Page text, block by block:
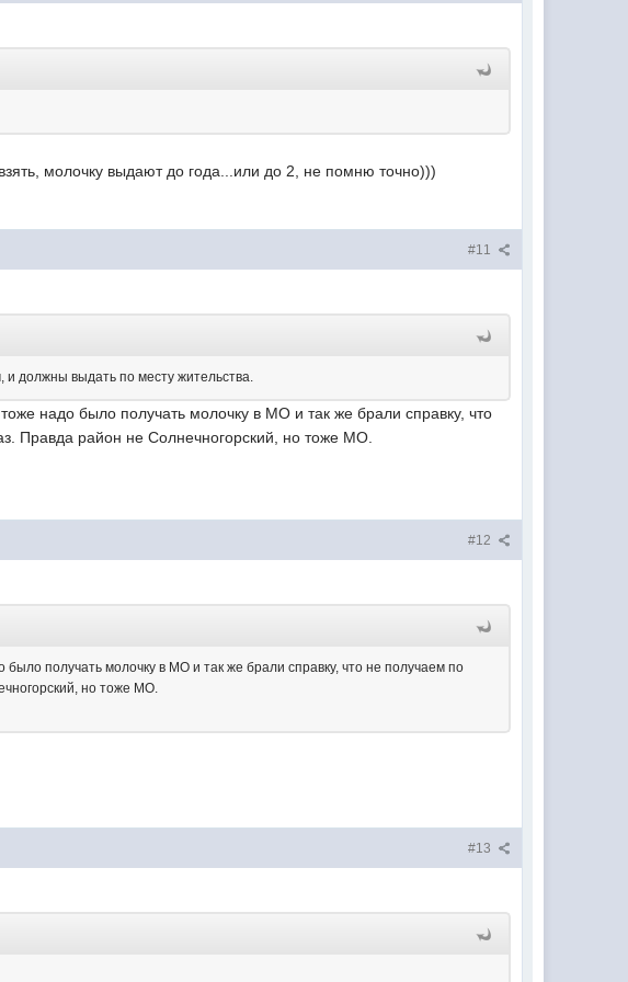
молочку выдают до года...или до 2, не помню точно)))
#11
и должны выдать по месту жительства.
надо было получать молочку в МО и так же брали справку, что
Правда район не Солнечногорский, но тоже МО.
#12
получать молочку в МО и так же брали справку, что не получаем по
но тоже МО.
#13